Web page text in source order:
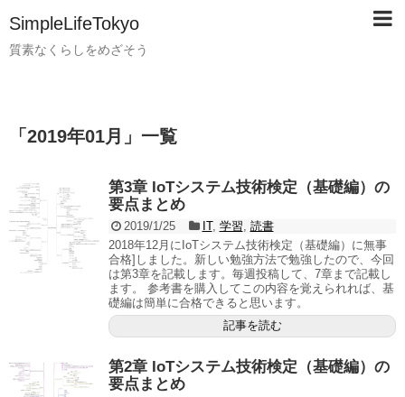
SimpleLifeTokyo
質素なくらしをめざそう
「 2019年01月 」 一覧
第3章 IoTシステム技術検定（基礎編）の
要点まとめ
2019/1/25 IT, 学習 読書
2018年12月にIoTシステム技術検定（基礎編）に無事
合格]しました。新しい勉強方法で勉強したので、今回
は第3章を記載します。毎週投稿して、7章まで記載し
ます。 参考書を購入してこの内容を覚えられれば、基
礎編は簡単に合格できると思います。
記事を読む
第2章 IoTシステム技術検定（基礎編）の
要点まとめ